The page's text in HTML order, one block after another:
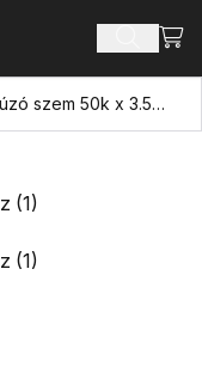
Húzó szem 50k x 3.5" API reg doboz